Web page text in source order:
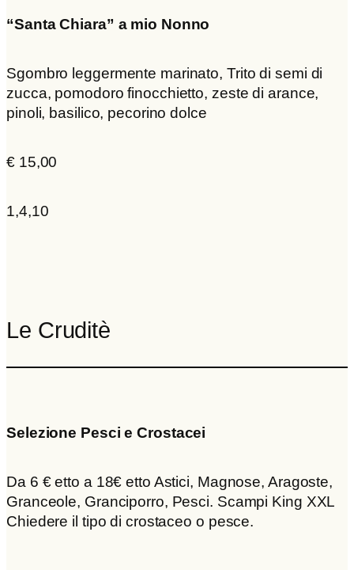
“Santa Chiara” a mio Nonno
Sgombro leggermente marinato, Trito di semi di
zucca, pomodoro finocchietto, zeste di arance,
pinoli, basilico, pecorino dolce
€ 15,00
1,4,10
Le Cruditè
Selezione Pesci e Crostacei
Da 6 € etto a 18€ etto Astici, Magnose, Aragoste,
Granceole, Granciporro, Pesci. Scampi King XXL
Chiedere il tipo di crostaceo o pesce.